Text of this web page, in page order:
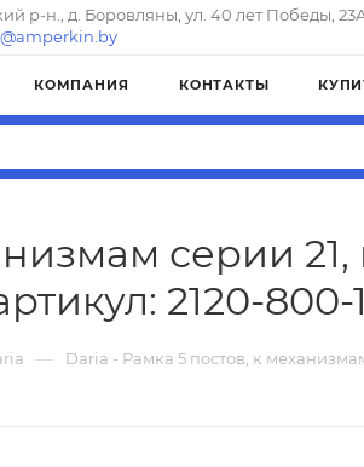
р-н., д. Боровляны, ул. 40 лет Победы,
КОМПАНИЯ КОНТАКТЫ
серии
2120-800-
— Daria - Рамка 5 постов, к